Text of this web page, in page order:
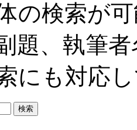
の検索が
題、執筆
にも対応